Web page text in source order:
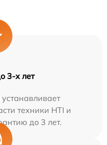
3-х лет
техники HTI и
до 3 лет.